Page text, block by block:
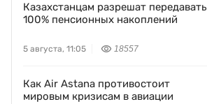
Казахстанцам разрешат передавать
100% пенсионных накоплений
5 августа, 11:05 18557
Как Air Astana противостоит
мировым кризисам в авиации